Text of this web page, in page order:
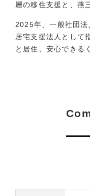
層の移住支援と、燕
2025年、一般社団法
居宅支援法人として
と居住、安心できる